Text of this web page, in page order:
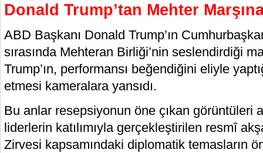
Donald Trump’tan Mehter
ABD Başkanı Donald Trump’ın
sırasında Mehteran Birliği’nin seslendirdiği
Trump’ın, performansı beğendiğini eliyle
etmesi kameralara yansıdı.
Bu anlar resepsiyonun öne çıkan görüntüleri
liderlerin katılımıyla gerçekleştirilen resmî
Zirvesi kapsamındaki diplomatik temasların